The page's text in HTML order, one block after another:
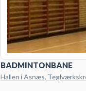
BADMINTONBANE
Hallen i Asnæs,